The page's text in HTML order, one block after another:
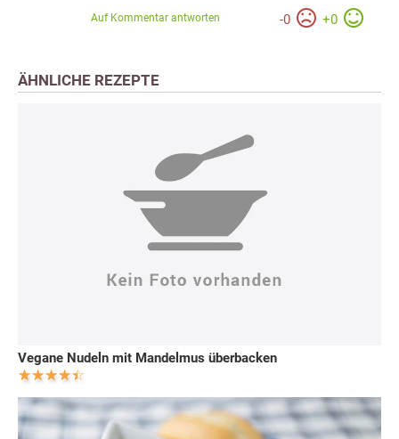
-0 +0
Auf Kommentar antworten
ÄHNLICHE REZEPTE
Vegane Nudeln mit Mandelmus überbacken